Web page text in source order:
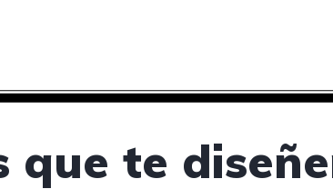
que te